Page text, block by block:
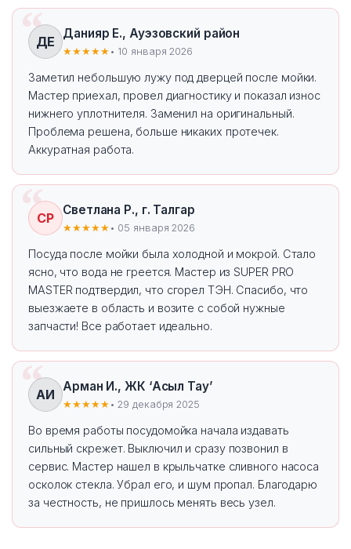
ДЕ
Данияр Е., Ауэзовский район
★★★★★ • 10 января 2026
Заметил небольшую лужу под дверцей после мойки.
Мастер приехал, провел диагностику и показал износ
нижнего уплотнителя. Заменил на оригинальный.
Проблема решена, больше никаких протечек.
Аккуратная работа.
СР
Светлана Р., г. Талгар
★★★★★ • 05 января 2026
Посуда после мойки была холодной и мокрой. Стало
ясно, что вода не греется. Мастер из SUPER PRO
MASTER подтвердил, что сгорел ТЭН. Спасибо, что
выезжаете в область и возите с собой нужные
запчасти! Все работает идеально.
АИ
Арман И., ЖК ‘Асыл Тау’
★★★★★ • 29 декабря 2025
Во время работы посудомойка начала издавать
сильный скрежет. Выключил и сразу позвонил в
сервис. Мастер нашел в крыльчатке сливного насоса
осколок стекла. Убрал его, и шум пропал. Благодарю
за честность, не пришлось менять весь узел.